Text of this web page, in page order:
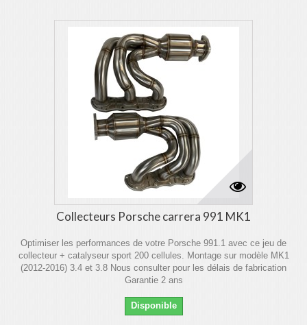
Collecteurs Porsche carrera 991 MK1
Optimiser les performances de votre Porsche 991.1 avec ce jeu de
collecteur + catalyseur sport 200 cellules. Montage sur modèle MK1
(2012-2016) 3.4 et 3.8 Nous consulter pour les délais de fabrication
Garantie 2 ans
Disponible